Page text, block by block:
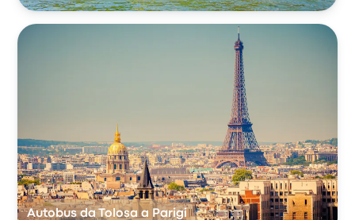
Autobus da Tolosa a Parigi